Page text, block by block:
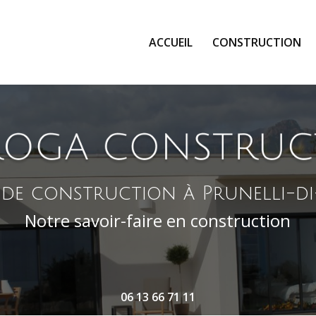
ACCUEIL CONSTRUCTION
de constructionà Prunelli-
Notre savoir-faire en construction
06 13 66 71 11